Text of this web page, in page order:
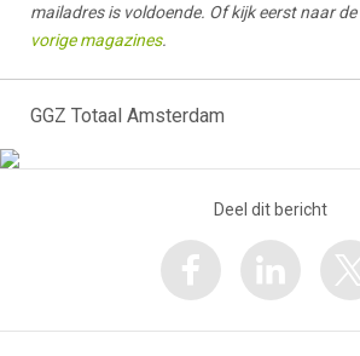
mailadres is voldoende. Of kijk eerst naar de
vorige magazines.
GGZ Totaal Amsterdam
Deel dit bericht